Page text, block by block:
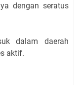
dengan seratus
dalam daerah
aktif.